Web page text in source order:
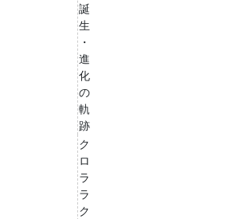
誕
生
・
進
化
の
軌
跡
ク
ロ
ラ
ラ
ク